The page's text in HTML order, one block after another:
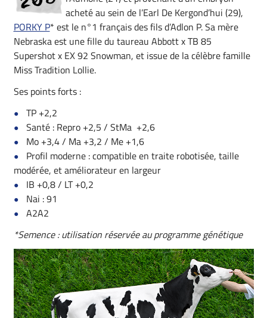
acheté au sein de l’Earl De Kergond’hui (29),
PORKY P* est le n°1 français des fils d’Adlon P. Sa mère
Nebraska est une fille du taureau Abbott x TB 85
Supershot x EX 92 Snowman, et issue de la célèbre famille
Miss Tradition Lollie.
Ses points forts :
TP +2,2
Santé : Repro +2,5 / StMa +2,6
Mo +3,4 / Ma +3,2 / Me +1,6
Profil moderne : compatible en traite robotisée, taille
modérée, et améliorateur en largeur
IB +0,8 / LT +0,2
Nai : 91
A2A2
*Semence : utilisation réservée au programme génétique